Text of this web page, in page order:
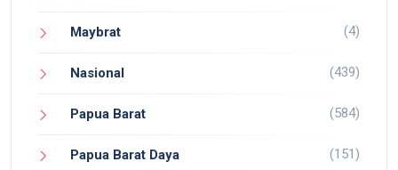
Maybrat (4)
Nasional (439)
Papua Barat (584)
Papua Barat Daya (151)